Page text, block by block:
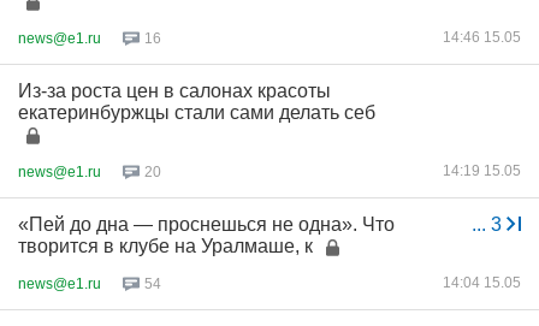
news@e1.ru 16 14:46 15.05
Из-за роста цен в салонах красоты
екатеринбуржцы стали сами делать себ
news@e1.ru 20 14:19 15.05
... 3
«Пей до дна — проснешься не одна». Что
творится в клубе на Уралмаше, к
news@e1.ru 54 14:04 15.05